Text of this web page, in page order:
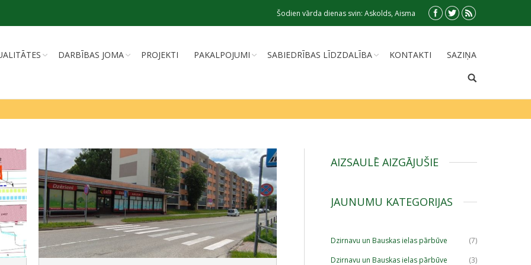
Šodien vārda dienas svin: Askolds, Aisma
DARBĪBAS JOMA PROJEKTI PAKALPOJUMI SABIEDRĪBAS LĪDZDALĪBA KONTAKTI SAZIŅA
AIZSAULĒ AIZGĀJUŠIE
JAUNUMU KATEGORIJAS
Dzirnavu un Bauskas ielas pārbūve
(7)
Dzirnavu un Bauskas ielas pārbūve
(3)